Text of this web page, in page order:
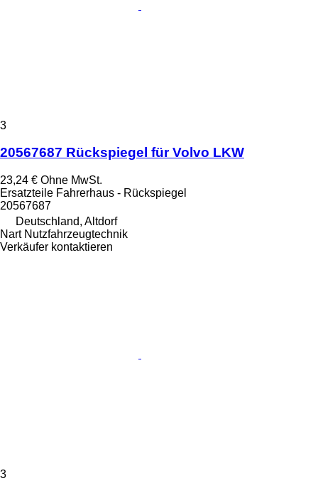
3
20567687 Rückspiegel für Volvo LKW
23,24 € Ohne MwSt.
Ersatzteile Fahrerhaus - Rückspiegel
20567687
Deutschland, Altdorf
Nart Nutzfahrzeugtechnik
Verkäufer kontaktieren
3